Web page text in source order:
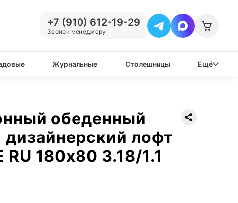
+7 (910) 612-19-29
Звонок менеджеру
Журнальные Столешницы Ещё
обеденный
лофт
RU 180х80 3.18/1.1